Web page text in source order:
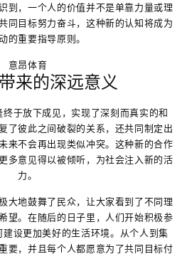
到，一个人的价值并不是单靠力量或理
同目标努力奋斗，这种新的认知将成为
的重要指导原则。
意昂体育
来的深远意义
于放下成见，实现了深刻而真实的和
了彼此之间破裂的关系，还共同制定出
来不会再出现类似冲突。这种新的合作
多意见得以被倾听，为社会注入新的活
力。
大地鼓舞了民众，让大家看到了不同理
望。在随后的日子里，人们开始积极参
设更加美好的生活环境。从个人到集
要，并且每个人都愿意为了共同目标付